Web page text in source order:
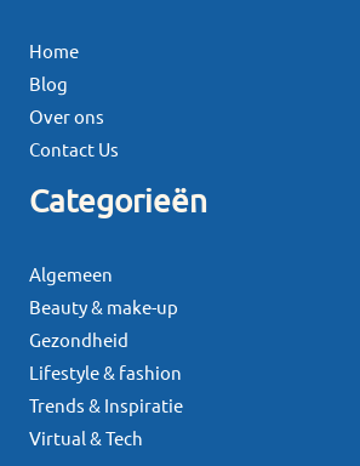
Home
Blog
Over ons
Contact Us
Categorieën
Algemeen
Beauty & make-up
Gezondheid
Lifestyle & fashion
Trends & Inspiratie
Virtual & Tech